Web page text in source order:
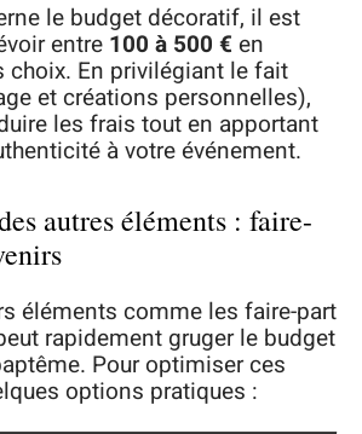
le budget décoratif, il est
entre 100 à 500 € en
En privilégiant le fait
et créations personnelles),
les frais tout en apportant
à votre événement.
autres éléments : faire-
éléments comme les faire-part
rapidement gruger le budget
Pour optimiser ces
options pratiques :